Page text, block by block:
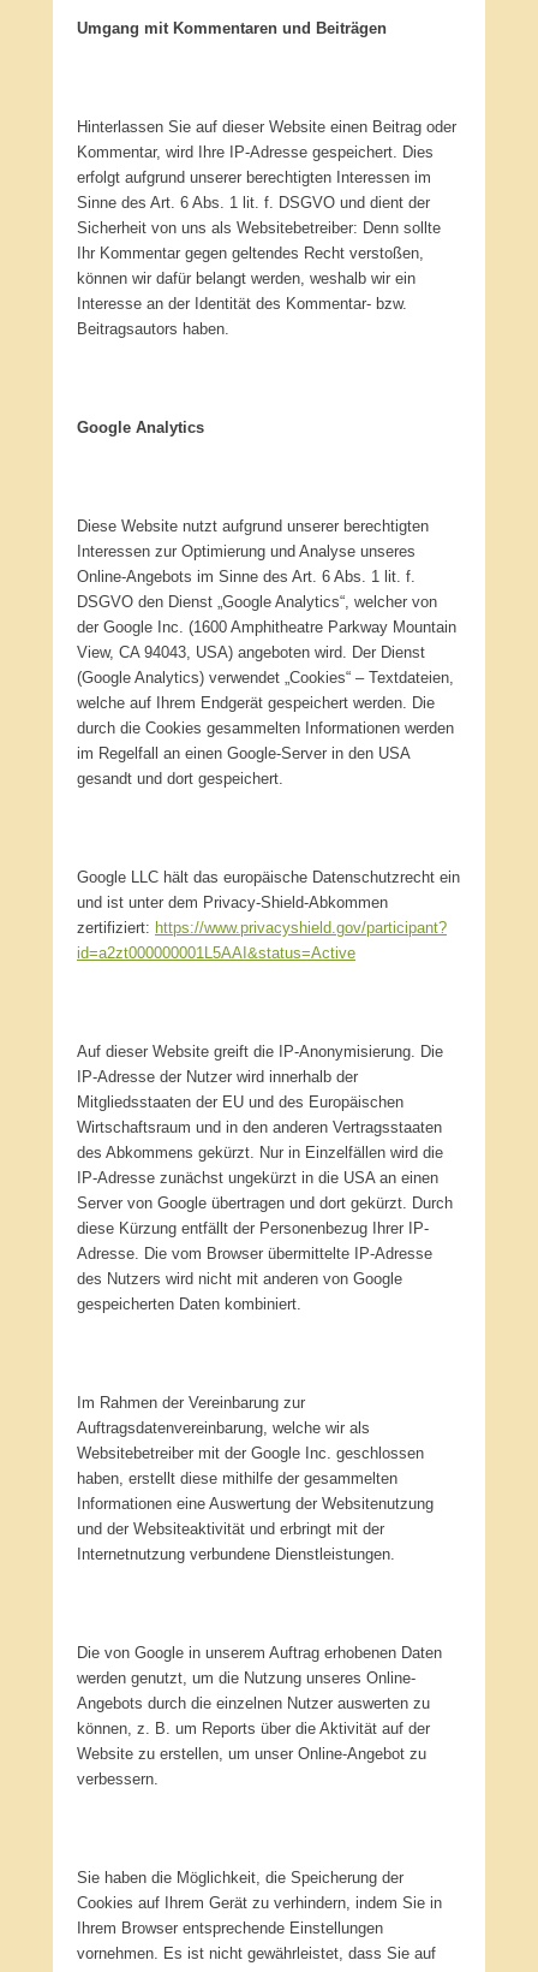
Umgang mit Kommentaren und Beiträgen
Hinterlassen Sie auf dieser Website einen Beitrag oder
Kommentar, wird Ihre IP-Adresse gespeichert. Dies
erfolgt aufgrund unserer berechtigten Interessen im
Sinne des Art. 6 Abs. 1 lit. f. DSGVO und dient der
Sicherheit von uns als Websitebetreiber: Denn sollte
Ihr Kommentar gegen geltendes Recht verstoßen,
können wir dafür belangt werden, weshalb wir ein
Interesse an der Identität des Kommentar- bzw.
Beitragsautors haben.
Google Analytics
Diese Website nutzt aufgrund unserer berechtigten
Interessen zur Optimierung und Analyse unseres
Online-Angebots im Sinne des Art. 6 Abs. 1 lit. f.
DSGVO den Dienst „Google Analytics“, welcher von
der Google Inc. (1600 Amphitheatre Parkway Mountain
View, CA 94043, USA) angeboten wird. Der Dienst
(Google Analytics) verwendet „Cookies“ – Textdateien,
welche auf Ihrem Endgerät gespeichert werden. Die
durch die Cookies gesammelten Informationen werden
im Regelfall an einen Google-Server in den USA
gesandt und dort gespeichert.
Google LLC hält das europäische Datenschutzrecht ein
und ist unter dem Privacy-Shield-Abkommen
zertifiziert: https://www.privacyshield.gov/participant?
id=a2zt000000001L5AAI&status=Active
Auf dieser Website greift die IP-Anonymisierung. Die
IP-Adresse der Nutzer wird innerhalb der
Mitgliedsstaaten der EU und des Europäischen
Wirtschaftsraum und in den anderen Vertragsstaaten
des Abkommens gekürzt. Nur in Einzelfällen wird die
IP-Adresse zunächst ungekürzt in die USA an einen
Server von Google übertragen und dort gekürzt. Durch
diese Kürzung entfällt der Personenbezug Ihrer IP-
Adresse. Die vom Browser übermittelte IP-Adresse
des Nutzers wird nicht mit anderen von Google
gespeicherten Daten kombiniert.
Im Rahmen der Vereinbarung zur
Auftragsdatenvereinbarung, welche wir als
Websitebetreiber mit der Google Inc. geschlossen
haben, erstellt diese mithilfe der gesammelten
Informationen eine Auswertung der Websitenutzung
und der Websiteaktivität und erbringt mit der
Internetnutzung verbundene Dienstleistungen.
Die von Google in unserem Auftrag erhobenen Daten
werden genutzt, um die Nutzung unseres Online-
Angebots durch die einzelnen Nutzer auswerten zu
können, z. B. um Reports über die Aktivität auf der
Website zu erstellen, um unser Online-Angebot zu
verbessern.
Sie haben die Möglichkeit, die Speicherung der
Cookies auf Ihrem Gerät zu verhindern, indem Sie in
Ihrem Browser entsprechende Einstellungen
vornehmen. Es ist nicht gewährleistet, dass Sie auf